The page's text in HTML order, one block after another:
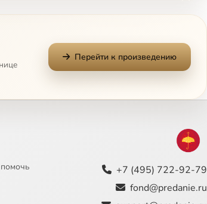
Сейчас
Перейти к произведению
+7 (495) 722-92-79
fond@predanie.ru